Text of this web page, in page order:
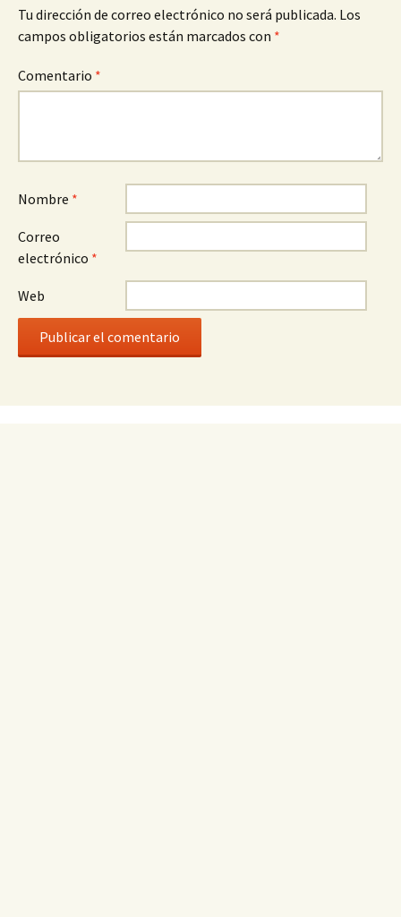
Tu dirección de correo electrónico no será publicada. Los
campos obligatorios están marcados con *
Comentario *
Nombre *
Correo
electrónico *
Web